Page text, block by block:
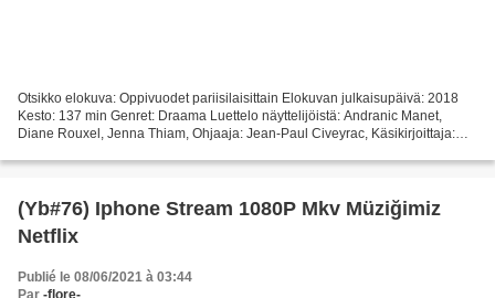
Otsikko elokuva: Oppivuodet pariisilaisittain Elokuvan julkaisupäivä: 2018
Kesto: 137 min Genret: Draama Luettelo näyttelijöistä: Andranic Manet,
Diane Rouxel, Jenna Thiam, Ohjaaja: Jean-Paul Civeyrac, Käsikirjoittaja:
(Yb#76) Iphone Stream 1080P Mkv Müziğimiz
Netflix
Publié le 08/06/2021 à 03:44
Par -flore-